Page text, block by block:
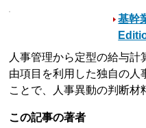
基幹
人事管理から定型の給与計
由項目を利用した独自の人
ことで、人事異動の判断材
この記事の著者